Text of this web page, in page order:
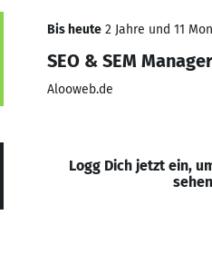
Bis heute 2 Jahre und 11
SEO & SEM Manager
Alooweb.de
Logg Dich jetzt ein,